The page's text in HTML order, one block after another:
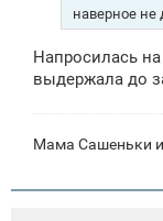
наверное не
Напросилась
выдержала до
Мама Сашеньки